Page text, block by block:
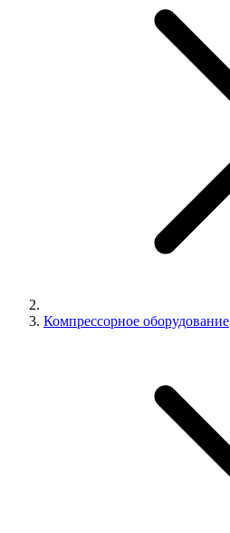
Компрессорное оборудование